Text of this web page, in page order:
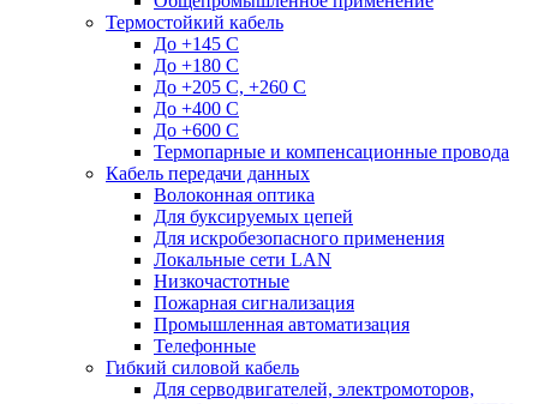
Термостойкий кабель
До +145 С
До +180 C
До +205 С, +260 С
До +400 C
До +600 С
Термопарные и компенсационные провода
Кабель передачи данных
Волоконная оптика
Для буксируемых цепей
Для искробезопасного применения
Локальные сети LAN
Низкочастотные
Пожарная сигнализация
Промышленная автоматизация
Телефонные
Гибкий силовой кабель
Для серводвигателей, электромоторов,